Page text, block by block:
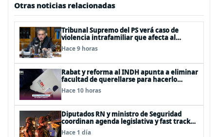
Otras noticias relacionadas
Tribunal Supremo del PS verá caso de
violencia intrafamiliar que afecta al
senador Fidel Espinoza
Hace 9 horas
Rabat y reforma al INDH apunta a eliminar
facultad de querellarse para hacerlo
“consultivo”
Hace 10 horas
Diputados RN y ministro de Seguridad
coordinan agenda legislativa y fast track
de proyectos
Hace 1 día